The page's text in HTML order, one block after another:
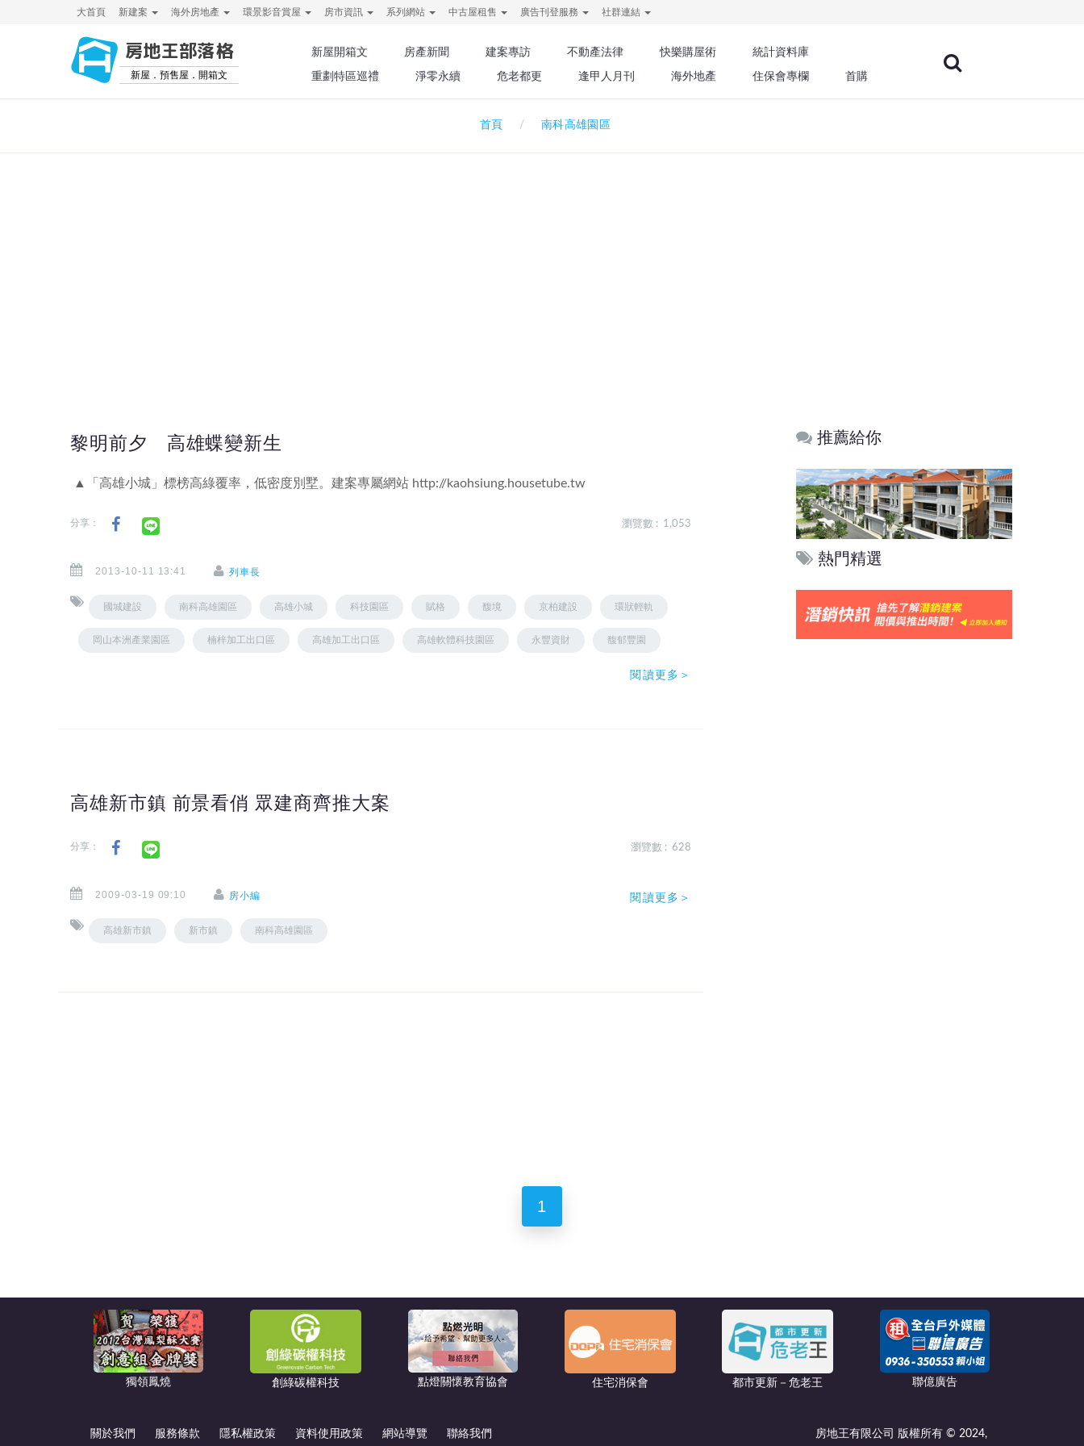
大首頁 新建案 海外房地產 環景影音賞屋 房市資訊 系列網站 中古屋租售 廣告刊登服務 社群連結
房地王部落格
新屋．預售屋．開箱文
新屋開箱文 房產新聞 建案專訪 不動產法律 快樂購屋術
統計資料庫
重劃特區巡禮
淨零永續 危老都更 逢甲人月刊 海外地產 住保會專欄 首購
首頁 南科高雄園區
黎明前夕 高雄蝶變新生
▲「高雄小城」標榜高綠覆率，低密度別墅。建案專屬網站 http://kaohsiung.housetube.tw
分享： 瀏覽數 : 1,053
2013-10-11 13:41 列車長
國城建設 南科高雄園區 高雄小城 科技園區 賦格 馥境 京柏建設 環狀輕軌
岡山本洲產業園區 楠梓加工出口區 高雄加工出口區 高雄軟體科技園區 永豐資財 馥郁豐園
閱讀更多＞
高雄新市鎮 前景看俏 眾建商齊推大案
分享： 瀏覽數 : 628
2009-03-19 09:10 房小編
高雄新市鎮 新市鎮 南科高雄園區
閱讀更多＞
推薦給你
熱門精選
1
獨領鳳燒 創綠碳權科技 點燈關懷教育協會 住宅消保會 都市更新－危老王 聯億廣告
關於我們 服務條款 隱私權政策 資料使用政策 網站導覽 聯絡我們 房地王有限公司 版權所有 © 2024,